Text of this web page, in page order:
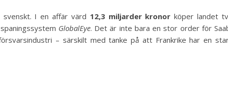
I en affär värd 12,3 miljarder kronor köper landet
GlobalEye. Det är inte bara en stor order för
– särskilt med tanke på att Frankrike har en